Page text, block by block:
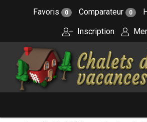
Favoris 0 Comparateur 0
Inscription